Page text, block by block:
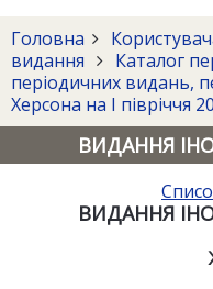
Головна
видання
Каталог
періодичних видань,
Херсона на І півріччя
ВИДАННЯ
ВИДАННЯ